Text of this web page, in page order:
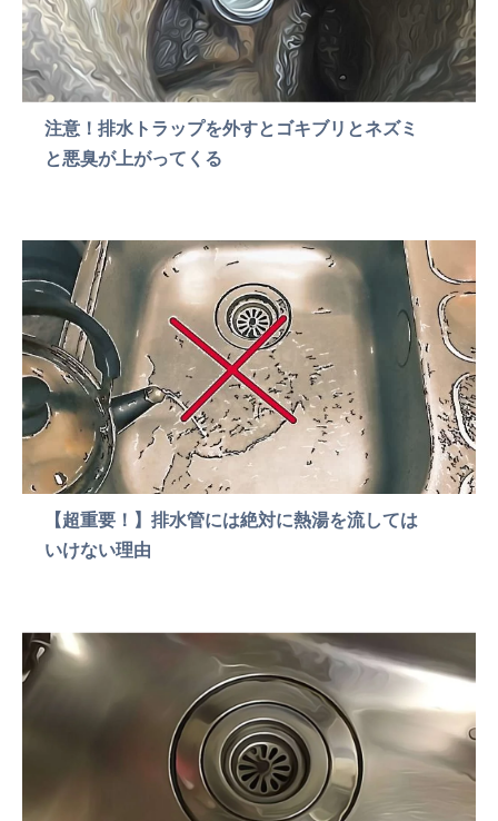
注意！排水トラップを外すとゴキブリとネズミ
と悪臭が上がってくる
【超重要！】排水管には絶対に熱湯を流しては
いけない理由